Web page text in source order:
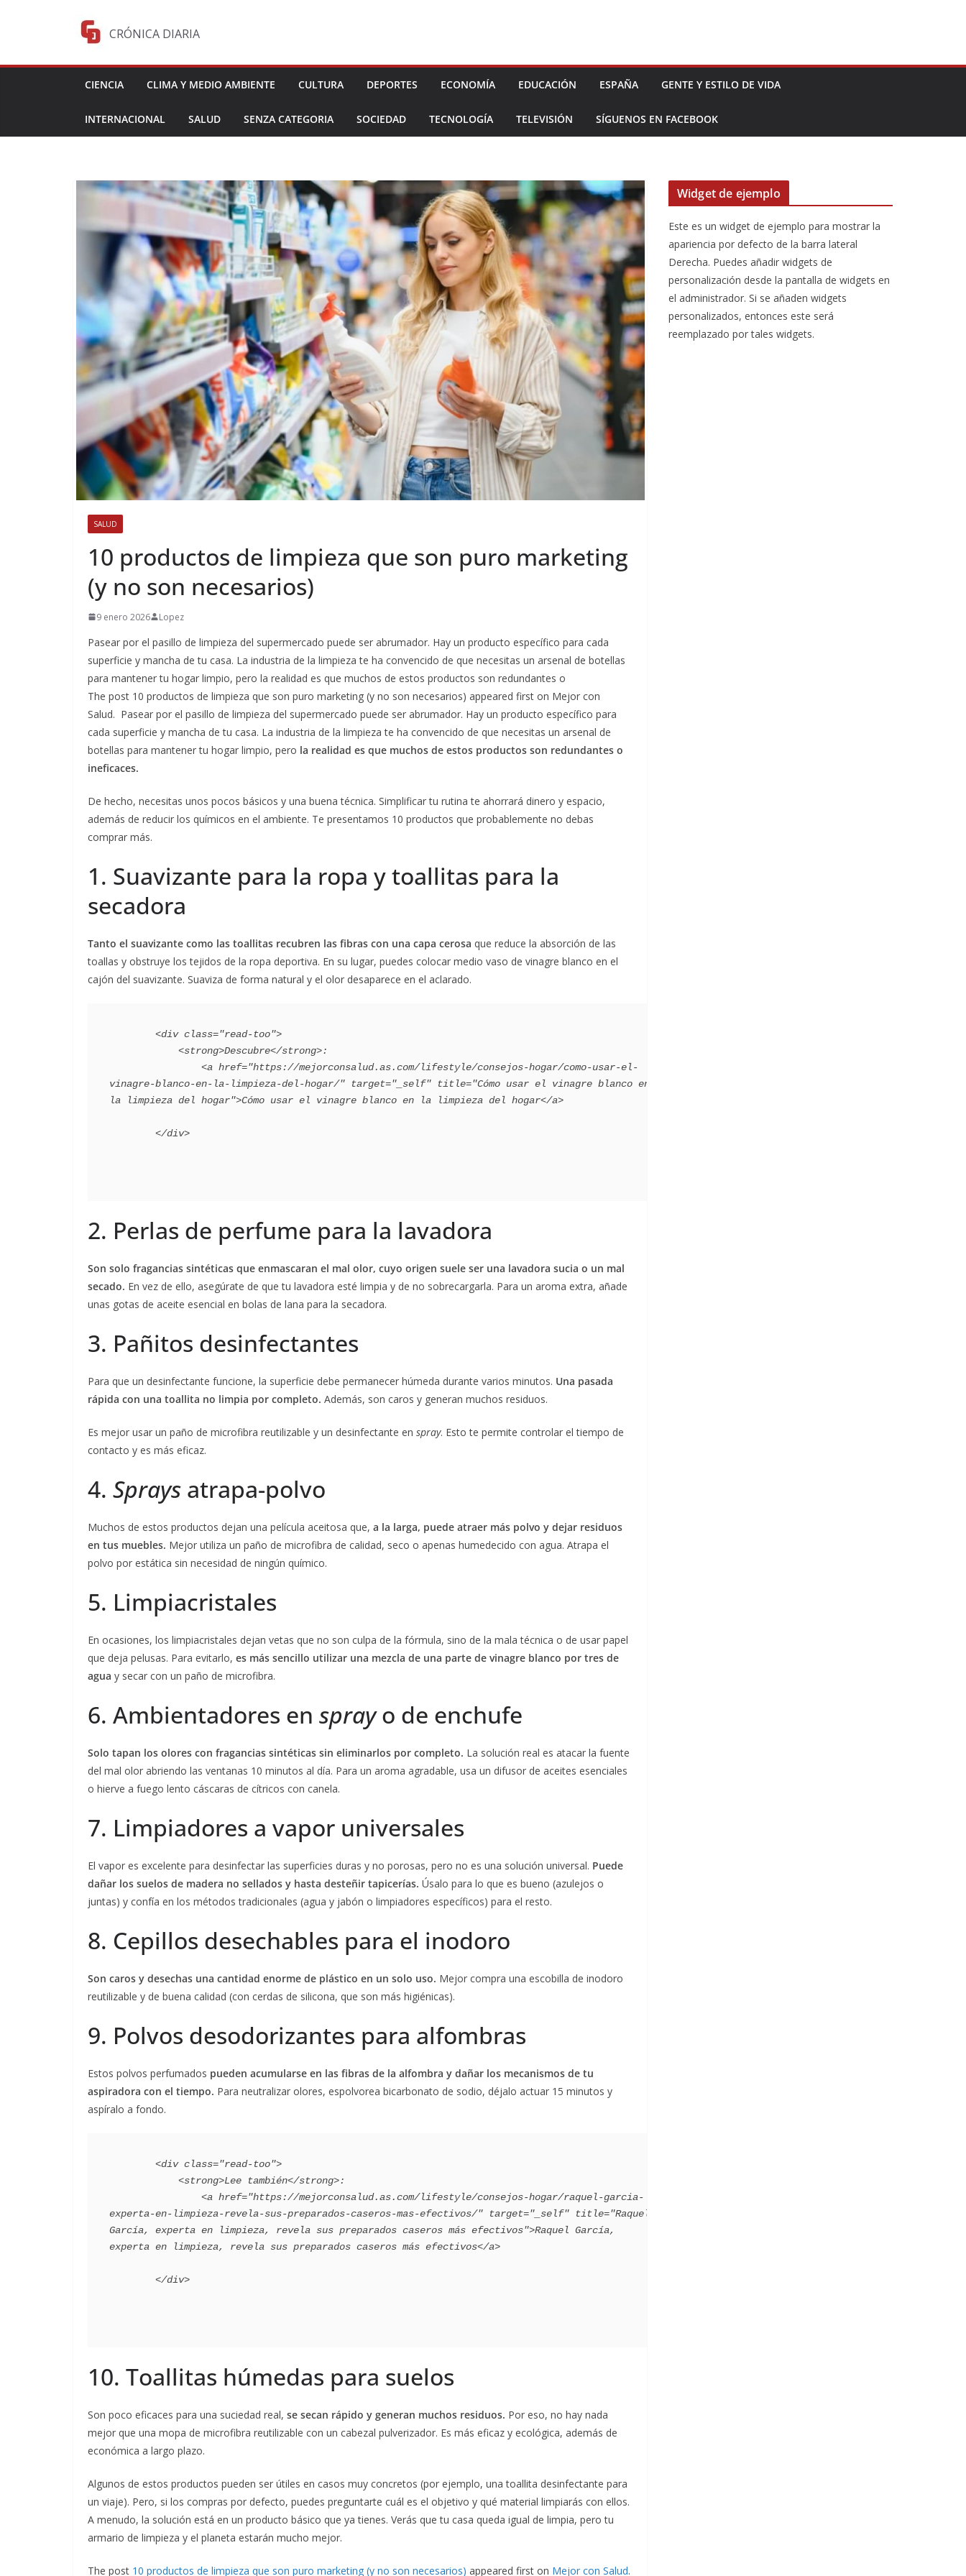
CRÓNICA DIARIA
CIENCIA CLIMA Y MEDIO AMBIENTE CULTURA DEPORTES ECONOMÍA EDUCACIÓN ESPAÑA GENTE Y ESTILO DE VIDA
INTERNACIONAL SALUD SENZA CATEGORIA SOCIEDAD TECNOLOGÍA TELEVISIÓN SÍGUENOS EN FACEBOOK
SALUD
10 productos de limpieza que son puro marketing
(y no son necesarios)
9 enero 2026 Lopez
Pasear por el pasillo de limpieza del supermercado puede ser abrumador. Hay un producto específico para cada
superficie y mancha de tu casa. La industria de la limpieza te ha convencido de que necesitas un arsenal de botellas
para mantener tu hogar limpio, pero la realidad es que muchos de estos productos son redundantes o
The post 10 productos de limpieza que son puro marketing (y no son necesarios) appeared first on Mejor con
Salud. Pasear por el pasillo de limpieza del supermercado puede ser abrumador. Hay un producto específico para
cada superficie y mancha de tu casa. La industria de la limpieza te ha convencido de que necesitas un arsenal de
botellas para mantener tu hogar limpio, pero la realidad es que muchos de estos productos son redundantes o
ineficaces.
De hecho, necesitas unos pocos básicos y una buena técnica. Simplificar tu rutina te ahorrará dinero y espacio,
además de reducir los químicos en el ambiente. Te presentamos 10 productos que probablemente no debas
comprar más.
1. Suavizante para la ropa y toallitas para la
secadora
Tanto el suavizante como las toallitas recubren las fibras con una capa cerosa que reduce la absorción de las
toallas y obstruye los tejidos de la ropa deportiva. En su lugar, puedes colocar medio vaso de vinagre blanco en el
cajón del suavizante. Suaviza de forma natural y el olor desaparece en el aclarado.
vinagre-blanco-en-la-limpieza-del-hogar/" target="_self" title="Cómo usar el vinagre blanco en
la limpieza del hogar">Cómo usar el vinagre blanco en la limpieza del hogar</a>
2. Perlas de perfume para la lavadora
Son solo fragancias sintéticas que enmascaran el mal olor, cuyo origen suele ser una lavadora sucia o un mal
secado. En vez de ello, asegúrate de que tu lavadora esté limpia y de no sobrecargarla. Para un aroma extra, añade
unas gotas de aceite esencial en bolas de lana para la secadora.
3. Pañitos desinfectantes
Para que un desinfectante funcione, la superficie debe permanecer húmeda durante varios minutos. Una pasada
rápida con una toallita no limpia por completo. Además, son caros y generan muchos residuos.
Es mejor usar un paño de microfibra reutilizable y un desinfectante en spray. Esto te permite controlar el tiempo de
contacto y es más eficaz.
4. Sprays atrapa-polvo
Muchos de estos productos dejan una película aceitosa que, a la larga, puede atraer más polvo y dejar residuos
en tus muebles. Mejor utiliza un paño de microfibra de calidad, seco o apenas humedecido con agua. Atrapa el
polvo por estática sin necesidad de ningún químico.
5. Limpiacristales
En ocasiones, los limpiacristales dejan vetas que no son culpa de la fórmula, sino de la mala técnica o de usar papel
que deja pelusas. Para evitarlo, es más sencillo utilizar una mezcla de una parte de vinagre blanco por tres de
agua y secar con un paño de microfibra.
6. Ambientadores en sprayo de enchufe
Solo tapan los olores con fragancias sintéticas sin eliminarlos por completo. La solución real es atacar la fuente
del mal olor abriendo las ventanas 10 minutos al día. Para un aroma agradable, usa un difusor de aceites esenciales
o hierve a fuego lento cáscaras de cítricos con canela.
7. Limpiadores a vapor universales
El vapor es excelente para desinfectar las superficies duras y no porosas, pero no es una solución universal. Puede
dañar los suelos de madera no sellados y hasta desteñir tapicerías. Úsalo para lo que es bueno (azulejos o
juntas) y confía en los métodos tradicionales (agua y jabón o limpiadores específicos) para el resto.
8. Cepillos desechables para el inodoro
Son caros y desechas una cantidad enorme de plástico en un solo uso. Mejor compra una escobilla de inodoro
reutilizable y de buena calidad (con cerdas de silicona, que son más higiénicas).
9. Polvos desodorizantes para alfombras
Estos polvos perfumados pueden acumularse en las fibras de la alfombra y dañar los mecanismos de tu
aspiradora con el tiempo. Para neutralizar olores, espolvorea bicarbonato de sodio, déjalo actuar 15 minutos y
aspíralo a fondo.
experta-en-limpieza-revela-sus-preparados-caseros-mas-efectivos/" target="_self" title="Raquel
García, experta en limpieza, revela sus preparados caseros más efectivos">Raquel García,
experta en limpieza, revela sus preparados caseros más efectivos</a>
10. Toallitas húmedas para suelos
Son poco eficaces para una suciedad real, se secan rápido y generan muchos residuos. Por eso, no hay nada
mejor que una mopa de microfibra reutilizable con un cabezal pulverizador. Es más eficaz y ecológica, además de
económica a largo plazo.
Algunos de estos productos pueden ser útiles en casos muy concretos (por ejemplo, una toallita desinfectante para
un viaje). Pero, si los compras por defecto, puedes preguntarte cuál es el objetivo y qué material limpiarás con ellos.
A menudo, la solución está en un producto básico que ya tienes. Verás que tu casa queda igual de limpia, pero tu
armario de limpieza y el planeta estarán mucho mejor.
The post 10 productos de limpieza que son puro marketing (y no son necesarios) appeared first on Mejor con Salud.
Widget de ejemplo
Este es un widget de ejemplo para mostrar la
apariencia por defecto de la barra lateral
Derecha. Puedes añadir widgets de
personalización desde la pantalla de widgets en
el administrador. Si se añaden widgets
personalizados, entonces este será
reemplazado por tales widgets.